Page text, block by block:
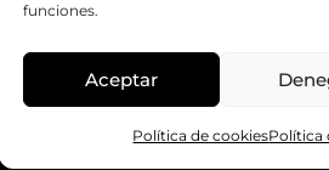
funciones.
Aceptar
Política de cookiesPolítica